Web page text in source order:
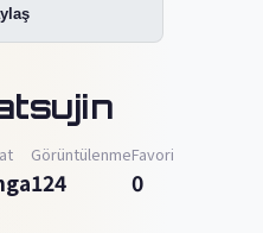
Görüntülenme
124
Favori
0